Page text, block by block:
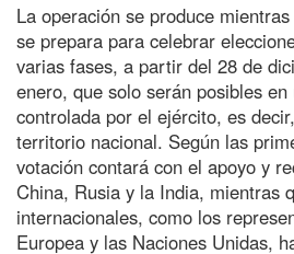
La operación se produce
se prepara para celebrar
varias fases, a partir del 28 de
enero, que solo serán posibles
controlada por el ejército, es
territorio nacional. Según las
votación contará con el apoyo y
China, Rusia y la India, mientras
internacionales, como los
Europea y las Naciones Unidas,